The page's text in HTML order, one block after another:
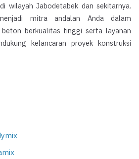
wilayah Jabodetabek dan sekitarnya.
mitra andalan Anda dalam
berkualitas tinggi serta layanan
kelancaran proyek konstruksi